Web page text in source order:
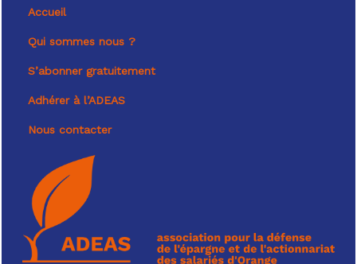
Accueil
Qui sommes nous ?
S’abonner gratuitement
Adhérer à l’ADEAS
Nous contacter